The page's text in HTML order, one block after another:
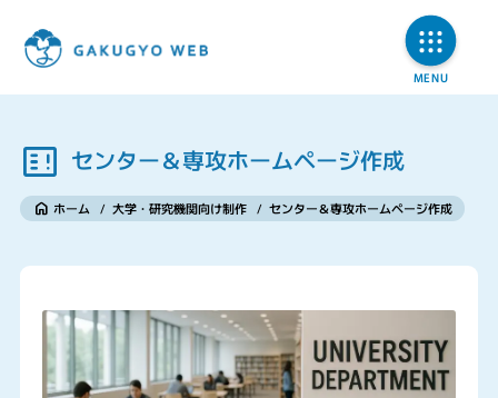
センター＆専攻ホームページ作成
ホーム / 大学・研究機関向け制作 / センター＆専攻ホームページ作成